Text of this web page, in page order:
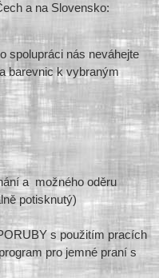
a na Slovensko:
spolupráci nás neváhejte
barevnic k vybraným
a možného oděru
potisknutý)
s použitím pracích
pro jemné praní s